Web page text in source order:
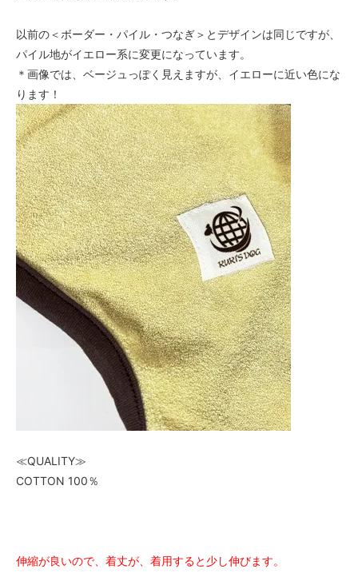
以前の＜ボーダー・パイル・つなぎ＞とデザインは同じですが、
パイル地がイエロー系に変更になっています。
＊画像では、ベージュっぽく見えますが、イエローに近い色にな
ります！
≪QUALITY≫
COTTON 100％
伸縮が良いので、着丈が、着用すると少し伸びます。